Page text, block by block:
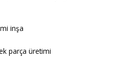
inşa
parça üretimi